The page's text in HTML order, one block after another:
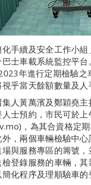
手續及安全工作小
士車載系統監控平
年進行定期檢驗
乎當天餘額數量及人
人黃萬濱及鄭穎堯
士預約，市民可於
，為其合資格定
，兩個車輛檢驗中
與服務專區的籌號
登錄服務的車輛，
化程序及理順驗車的